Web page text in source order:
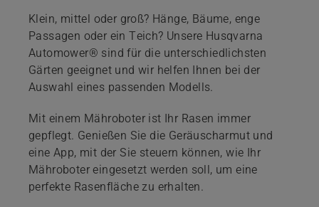
Klein, mittel oder groß? Hänge, Bäume, enge
Passagen oder ein Teich? Unsere Husqvarna
Automower® sind für die unterschiedlichsten
Gärten geeignet und wir helfen Ihnen bei der
Auswahl eines passenden Modells.
Mit einem Mähroboter ist Ihr Rasen immer
gepflegt. Genießen Sie die Geräuscharmut und
eine App, mit der Sie steuern können, wie Ihr
Mähroboter eingesetzt werden soll, um eine
perfekte Rasenfläche zu erhalten.